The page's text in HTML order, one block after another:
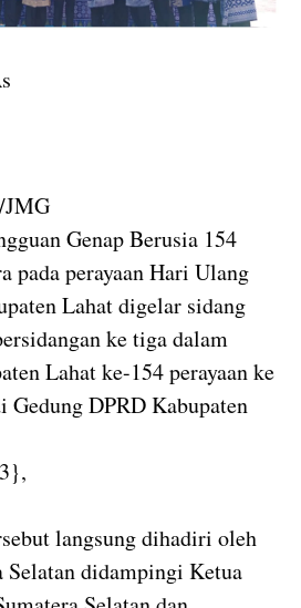
Genap Berusia 154
pada perayaan Hari Ulang
Lahat digelar sidang
ke tiga dalam
Lahat ke-154 perayaan ke
DPRD Kabupaten
langsung dihadiri oleh
Selatan didampingi Ketua